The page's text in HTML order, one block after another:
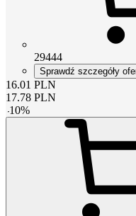
29444
Sprawdź szczegóły
16.01 PLN
17.78 PLN
-10%